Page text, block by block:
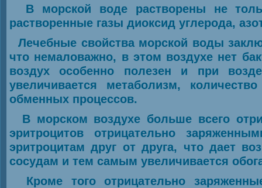
В морской воде растворены не
растворенные газы диоксид углерода,
Лечебные свойства морской воды
что немаловажно, в этом воздухе нет
воздух особенно полезен и при
увеличивается метаболизм,
обменных процессов.
В морском воздухе больше всего
эритроцитов отрицательно
эритроцитам друг от друга, что дает
сосудам и тем самым увеличивается
Кроме того отрицательно